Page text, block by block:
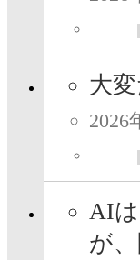
大
2026
AI
が